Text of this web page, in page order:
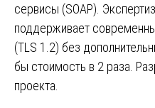
сервисы (SOAP).
поддерживает
(TLS 1.2) без
бы стоимость в 2 раза.
проекта.